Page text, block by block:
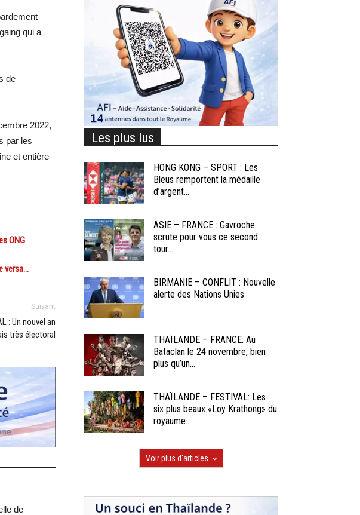
qui a
de
2022,
par les
et entière
ONG
versa…
Suivant
: Un nouvel an
très électoral
de
Les plus lus
HONG KONG – SPORT : Les
Bleus remportent la médaille
d’argent...
ASIE – FRANCE : Gavroche
scrute pour vous ce second
tour...
BIRMANIE – CONFLIT : Nouvelle
alerte des Nations Unies
THAÏLANDE – FRANCE: Au
Bataclan le 24 novembre, bien
plus qu’un...
THAÏLANDE – FESTIVAL: Les
six plus beaux «Loy Krathong» du
royaume...
Voir plus d'articles